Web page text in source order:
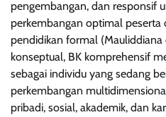
pengembangan, dan responsif
perkembangan optimal peserta
pendidikan formal (Mauliddiana
konseptual, BK komprehensif
sebagai individu yang sedang
perkembangan
pribadi, sosial, akademik, dan